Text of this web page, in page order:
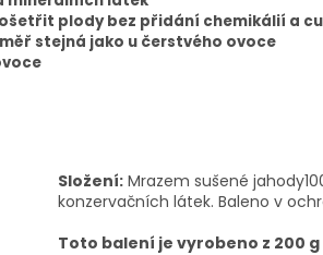
plody bez přidání chemikálií a
stejná jako u čerstvého ovoce
Složení: Mrazem sušené
konzervačních látek. Baleno v
Toto balení je vyrobeno z 200